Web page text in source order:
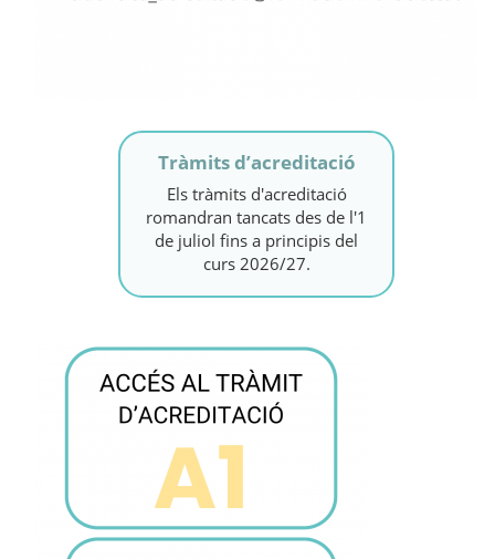
Tràmits d’acreditació
Els tràmits d'acreditació
romandran tancats des de l'1
de juliol fins a principis del
curs 2026/27.